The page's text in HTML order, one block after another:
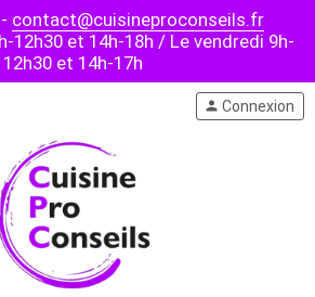
contact@cuisineproconseils.fr
12h30 et 14h-18h / Le vendredi 9h-
12h30 et 14h-17h
person Connexion